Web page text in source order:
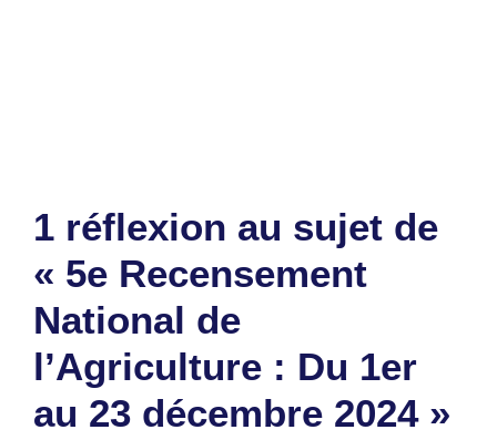
1 réflexion au sujet de
« 5e Recensement
National de
l’Agriculture : Du 1er
au 23 décembre 2024 »